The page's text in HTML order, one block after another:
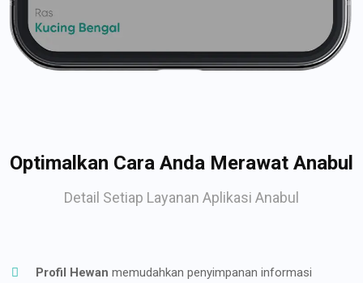
Optimalkan Cara Anda Merawat Anabul
Detail Setiap Layanan Aplikasi Anabul
Profil Hewan memudahkan penyimpanan informasi